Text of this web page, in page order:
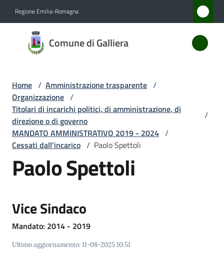
Regione Emilia-Romagna
Comune di Galliera
Comune
di
Amministrazione
Menu selezionato
Novità
Servizi
Galliera
Home / Amministrazione trasparente /
Organizzazione /
Titolari di incarichi politici, di amministrazione, di
direzione o di governo
/
MANDATO AMMINISTRATIVO 2019 - 2024 /
Cessati dall'incarico / Paolo Spettoli
Paolo Spettoli
Vice Sindaco
Mandato: 2014 - 2019
Ultimo aggiornamento:11-08-2025 10:51